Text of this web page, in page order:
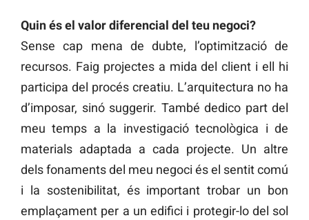
Quin és el valor diferencial del teu negoci?
Sense cap mena de dubte, l’optimització de
recursos. Faig projectes a mida del client i ell hi
participa del procés creatiu. L’arquitectura no ha
d’imposar, sinó suggerir. També dedico part del
meu temps a la investigació tecnològica i de
materials adaptada a cada projecte. Un altre
dels fonaments del meu negoci és el sentit comú
i la sostenibilitat, és important trobar un bon
emplaçament per a un edifici i protegir-lo del sol